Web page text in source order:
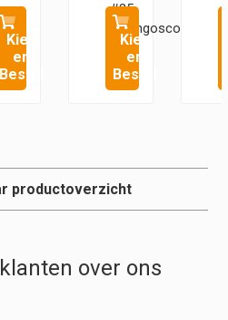
Kies
en
Bestel
#35
(Laryngoscoop)
Kies
en
Bestel
productoverzicht
over ons